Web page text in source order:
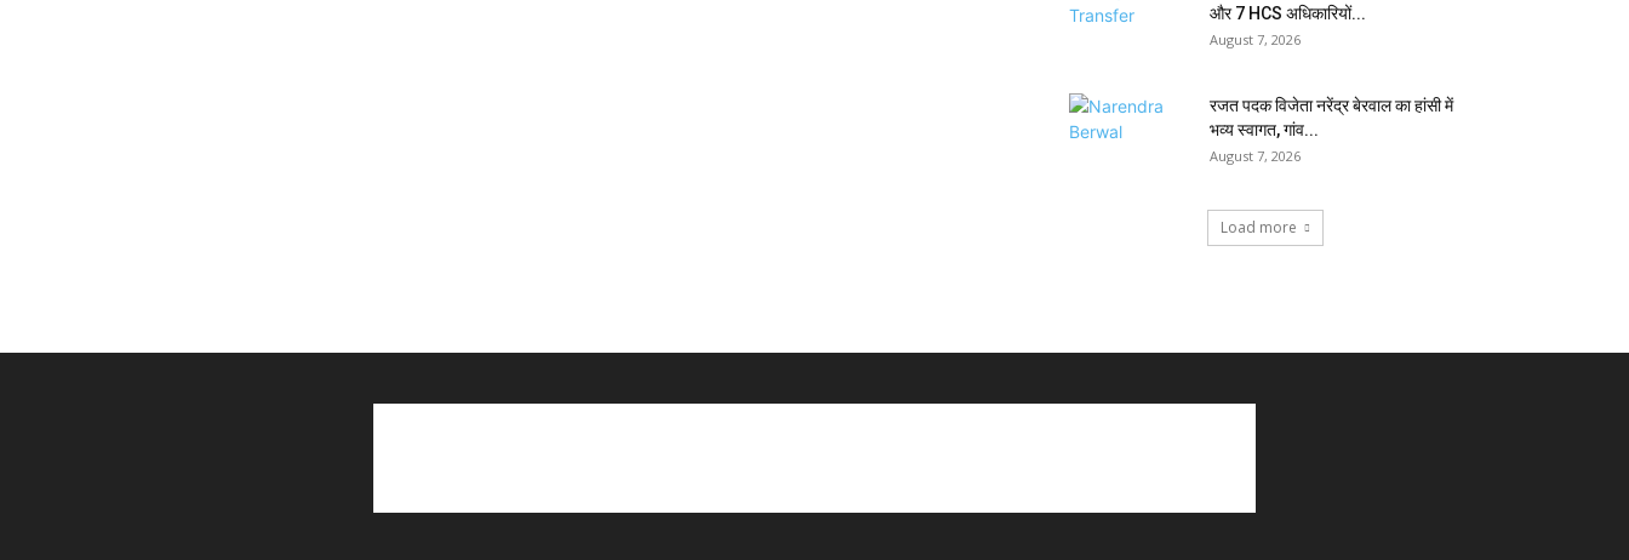
और 7 HCS अधिकारियों...
August 7, 2026
रजत पदक विजेता नरेंद्र बेरवाल का हांसी में
भव्य स्वागत, गांव...
August 7, 2026
Load more